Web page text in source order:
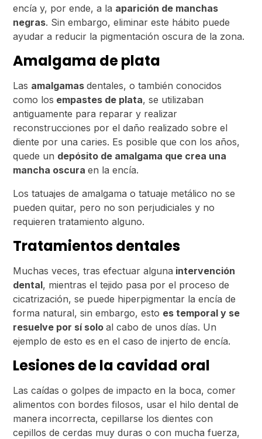
encía y, por ende, a la aparición de manchas
negras. Sin embargo, eliminar este hábito puede
ayudar a reducir la pigmentación oscura de la zona.
Amalgama de plata
Las amalgamasdentales, o también conocidos
como los empastes de plata, se utilizaban
antiguamente para reparar y realizar
reconstrucciones por el daño realizado sobre el
diente por una caries. Es posible que con los años,
quede un depósito de amalgama que crea una
mancha oscuraen la encía.
Los tatuajes de amalgama o tatuaje metálico no se
pueden quitar, pero no son perjudiciales y no
requieren tratamiento alguno.
Tratamientos dentales
Muchas veces, tras efectuar alguna intervención
dental, mientras el tejido pasa por el proceso de
cicatrización, se puede hiperpigmentar la encía de
forma natural, sin embargo, esto es temporal y se
resuelve por sí soloal cabo de unos días. Un
ejemplo de esto es en el caso de injerto de encía.
Lesiones de la cavidad oral
Las caídas o golpes de impacto en la boca, comer
alimentos con bordes filosos, usar el hilo dental de
manera incorrecta, cepillarse los dientes con
cepillos de cerdas muy duras o con mucha fuerza,